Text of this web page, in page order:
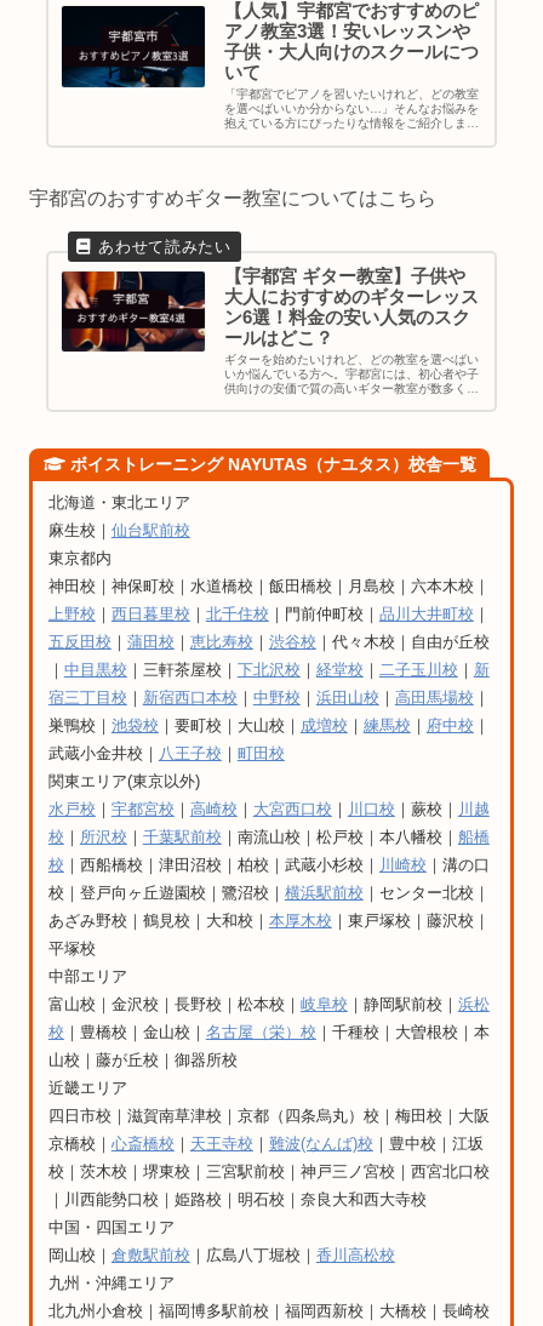
【人気】宇都宮でおすすめのピ
アノ教室3選！安いレッスンや
子供・大人向けのスクールにつ
いて
「宇都宮でピアノを習いたいけれど、どの教室
を選べばいいか分からない…」そんなお悩みを
抱えている方にぴったりな情報をご紹介しま
といった条件を満たすピアノ教室を探している
宇都宮のおすすめギター教室についてはこちら
【宇都宮 ギター教室】子供や
大人におすすめのギターレッス
ン6選！料金の安い人気のスク
ールはどこ？
ギターを始めたいけれど、どの教室を選べばい
いか悩んでいる方へ。宇都宮には、初心者や子
供向けの安価で質の高いギター教室が数多くあ
ボイストレーニング NAYUTAS（ナユタス）校舎一覧
北海道・東北エリア
麻生校｜ 仙台駅前校
東京都内
神田校｜神保町校｜水道橋校｜飯田橋校｜月島校｜六本木校｜
上野校 ｜ 西日暮里校 ｜ 北千住校 ｜門前仲町校｜ 品川大井町校 ｜
五反田校 ｜ 蒲田校 ｜ 恵比寿校 ｜ 渋谷校 ｜代々木校｜自由が丘校
｜ 中目黒校 ｜三軒茶屋校｜ 下北沢校 ｜ 経堂校 ｜ 二子玉川校 ｜ 新
宿三丁目校 ｜ 新宿西口本校 ｜ 中野校 ｜ 浜田山校 ｜ 高田馬場校 ｜
巣鴨校｜ 池袋校 ｜要町校｜大山校｜ 成増校 ｜ 練馬校 ｜ 府中校 ｜
武蔵小金井校｜ 八王子校 ｜ 町田校
関東エリア(東京以外)
水戸校 ｜ 宇都宮校 ｜ 高崎校 ｜ 大宮西口校 ｜ 川口校 ｜蕨校｜ 川越
校 ｜ 所沢校 ｜ 千葉駅前校 ｜南流山校｜松戸校｜本八幡校｜ 船橋
校 ｜西船橋校｜津田沼校｜柏校｜武蔵小杉校｜ 川崎校 ｜溝の口
校｜登戸向ヶ丘遊園校｜鷺沼校｜ 横浜駅前校 ｜センター北校｜
あざみ野校｜鶴見校｜大和校｜ 本厚木校 ｜東戸塚校｜藤沢校｜
平塚校
中部エリア
富山校｜金沢校｜長野校｜松本校｜ 岐阜校 ｜静岡駅前校｜ 浜松
校 ｜豊橋校｜金山校｜ 名古屋（栄）校 ｜千種校｜大曽根校｜本
山校｜藤が丘校｜御器所校
近畿エリア
四日市校｜滋賀南草津校｜京都（四条烏丸）校｜梅田校｜大阪
京橋校｜ 心斎橋校 ｜ 天王寺校 ｜ 難波(なんば)校 ｜豊中校｜江坂
校｜茨木校｜堺東校｜三宮駅前校｜神戸三ノ宮校｜西宮北口校
｜川西能勢口校｜姫路校｜明石校｜奈良大和西大寺校
中国・四国エリア
岡山校｜ 倉敷駅前校 ｜広島八丁堀校｜ 香川高松校
九州・沖縄エリア
北九州小倉校｜福岡博多駅前校｜福岡西新校｜大橋校｜長崎校